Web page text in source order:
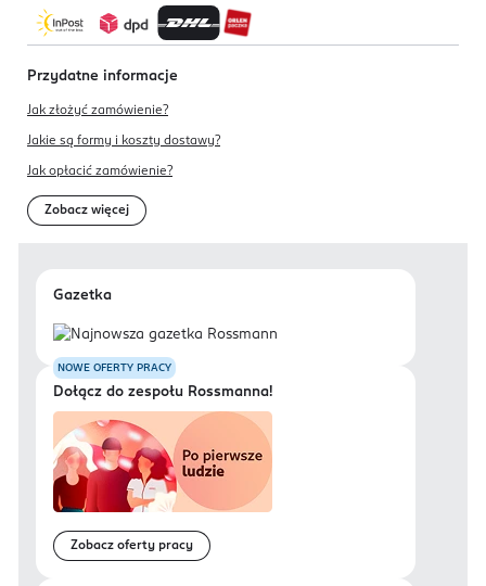
Przydatne informacje
Jak złożyć zamówienie?
Jakie są formy i koszty dostawy?
Jak opłacić zamówienie?
Zobacz więcej
Gazetka
NOWE OFERTY PRACY
Dołącz do zespołu Rossmanna!
Zobacz oferty pracy